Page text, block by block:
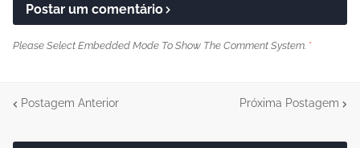
Postar um comentário
Please Select Embedded Mode To Show The Comment System. *
Postagem Anterior Próxima Postagem